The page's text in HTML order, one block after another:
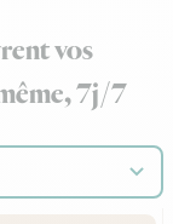
vos
7j/7